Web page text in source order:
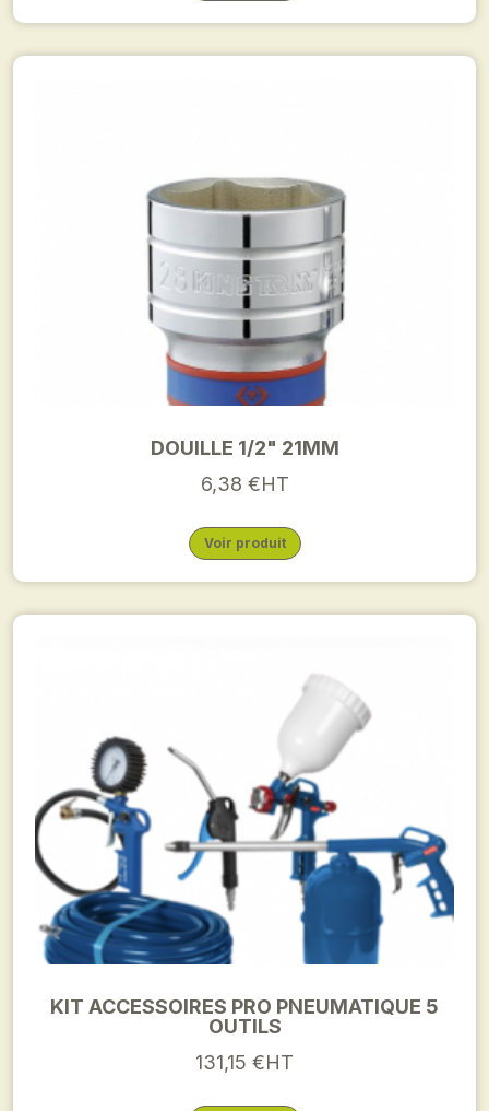
DOUILLE 1/2" 21MM
6,38 €HT
Voir produit
KIT ACCESSOIRES PRO PNEUMATIQUE 5
OUTILS
131,15 €HT